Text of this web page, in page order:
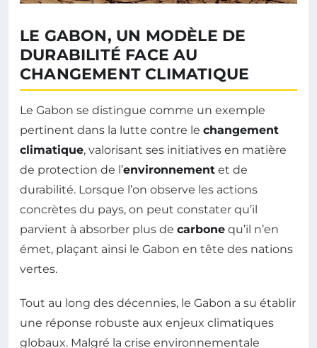
LE GABON, UN MODÈLE DE
DURABILITÉ FACE AU
CHANGEMENT CLIMATIQUE
Le Gabon se distingue comme un exemple
pertinent dans la lutte contre le changement
climatique, valorisant ses initiatives en matière
de protection de l’environnement et de
durabilité. Lorsque l’on observe les actions
concrètes du pays, on peut constater qu’il
parvient à absorber plus de carbone qu’il n’en
émet, plaçant ainsi le Gabon en tête des nations
vertes.
Tout au long des décennies, le Gabon a su établir
une réponse robuste aux enjeux climatiques
globaux. Malgré la crise environnementale